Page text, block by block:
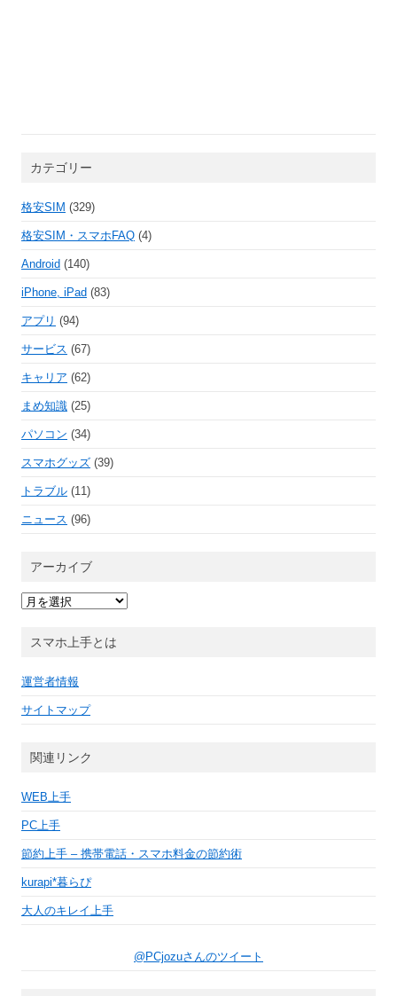
カテゴリー
格安SIM (329)
格安SIM・スマホFAQ (4)
Android (140)
iPhone, iPad (83)
アプリ (94)
サービス (67)
キャリア (62)
まめ知識 (25)
パソコン (34)
スマホグッズ (39)
トラブル (11)
ニュース (96)
アーカイブ
ア
ー
イ
ブスマホ上手とは
運営者情報
サイトマップ
関連リンク
WEB上手
PC上手
節約上手 – 携帯電話・スマホ料金の節約術
kurapi*暮らぴ
大人のキレイ上手
@PCjozuさんのツイート